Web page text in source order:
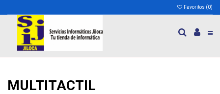
Favoritos (0)
MULTITACTIL